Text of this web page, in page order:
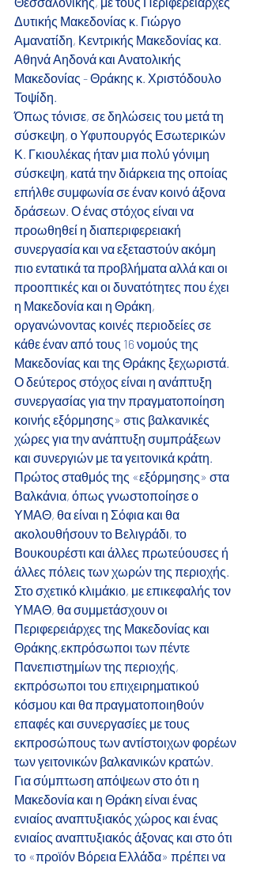
Δυτικής Μακεδονίας κ. Γιώργο
Αμανατίδη, Κεντρικής Μακεδονίας κα.
Αθηνά Αηδονά και Ανατολικής
Μακεδονίας - Θράκης κ. Χριστόδουλο
Τοψίδη.
Όπως τόνισε, σε δηλώσεις του μετά τη
σύσκεψη, ο Υφυπουργός Εσωτερικών
Κ. Γκιουλέκας ήταν μια πολύ γόνιμη
σύσκεψη, κατά την διάρκεια της οποίας
επήλθε συμφωνία σε έναν κοινό άξονα
δράσεων. Ο ένας στόχος είναι να
προωθηθεί η διαπεριφερειακή
συνεργασία και να εξεταστούν ακόμη
πιο εντατικά τα προβλήματα αλλά και οι
προοπτικές και οι δυνατότητες που έχει
η Μακεδονία και η Θράκη,
οργανώνοντας κοινές περιοδείες σε
κάθε έναν από τους 16 νομούς της
Μακεδονίας και της Θράκης ξεχωριστά.
Ο δεύτερος στόχος είναι η ανάπτυξη
συνεργασίας για την πραγματοποίηση
κοινής εξόρμησης» στις βαλκανικές
χώρες για την ανάπτυξη συμπράξεων
και συνεργιών με τα γειτονικά κράτη.
Πρώτος σταθμός της «εξόρμησης» στα
Βαλκάνια, όπως γνωστοποίησε ο
ΥΜΑΘ, θα είναι η Σόφια και θα
ακολουθήσουν το Βελιγράδι, το
Βουκουρέστι και άλλες πρωτεύουσες ή
άλλες πόλεις των χωρών της περιοχής.
Στο σχετικό κλιμάκιο, με επικεφαλής τον
ΥΜΑΘ, θα συμμετάσχουν οι
Περιφερειάρχες της Μακεδονίας και
Θράκης,εκπρόσωποι των πέντε
Πανεπιστημίων της περιοχής,
εκπρόσωποι του επιχειρηματικού
κόσμου και θα πραγματοποιηθούν
επαφές και συνεργασίες με τους
εκπροσώπους των αντίστοιχων φορέων
των γειτονικών βαλκανικών κρατών.
Για σύμπτωση απόψεων στο ότι η
Μακεδονία και η Θράκη είναι ένας
ενιαίος αναπτυξιακός χώρος και ένας
ενιαίος αναπτυξιακός άξονας και στο ότι
το «προϊόν Βόρεια Ελλάδα» πρέπει να